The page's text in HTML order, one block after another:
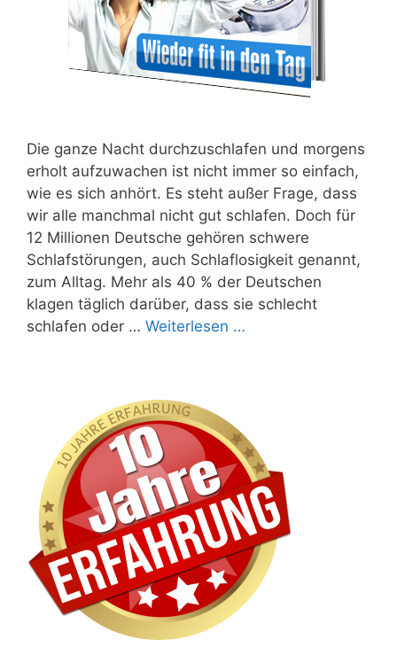
Die ganze Nacht durchzuschlafen und morgens
erholt aufzuwachen ist nicht immer so einfach,
wie es sich anhört. Es steht außer Frage, dass
wir alle manchmal nicht gut schlafen. Doch für
12 Millionen Deutsche gehören schwere
Schlafstörungen, auch Schlaflosigkeit genannt,
zum Alltag. Mehr als 40 % der Deutschen
klagen täglich darüber, dass sie schlecht
schlafen oder … Weiterlesen …